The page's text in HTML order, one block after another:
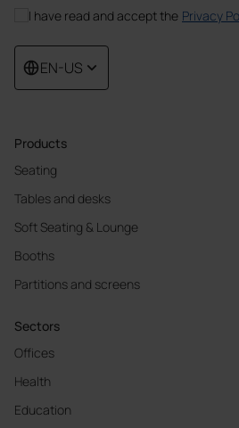
Products
Seating
Tables and desks
Soft Seating & Lounge
Booths
Partitions and screens
Sectors
Offices
Health
Education
I have read and accept the Privacy
EN-US